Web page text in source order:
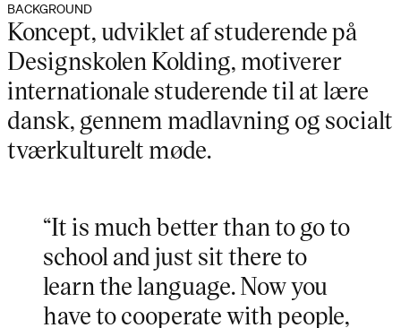
BACKGROUND
Koncept, udviklet af studerende på
Designskolen Kolding, motiverer
internationale studerende til at lære
dansk, gennem madlavning og socialt
tværkulturelt møde.
“It is much better than to go to
school and just sit there to
learn the language. Now you
have to cooperate with people,